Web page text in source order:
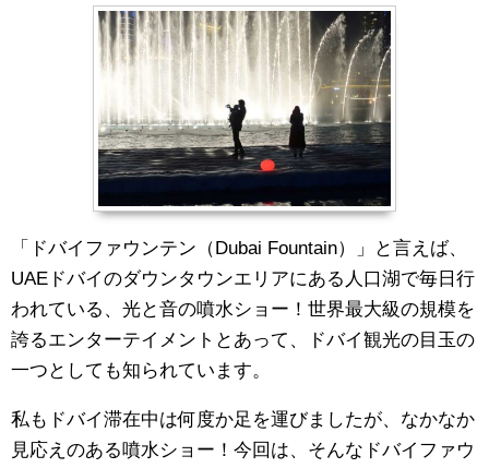
「ドバイファウンテン（Dubai Fountain）」と言えば、
UAEドバイのダウンタウンエリアにある人口湖で毎日行
われている、光と音の噴水ショー！世界最大級の規模を
誇るエンターテイメントとあって、ドバイ観光の目玉の
一つとしても知られています。
私もドバイ滞在中は何度か足を運びましたが、なかなか
見応えのある噴水ショー！今回は、そんなドバイファウ